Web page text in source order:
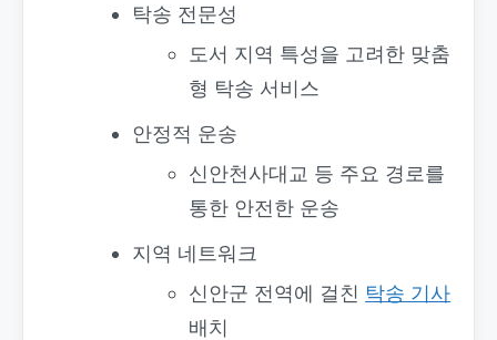
탁송 전문성
도서 지역 특성을 고려한 맞춤
형 탁송 서비스
안정적 운송
신안천사대교 등 주요 경로를
통한 안전한 운송
지역 네트워크
신안군 전역에 걸친 탁송 기사
배치